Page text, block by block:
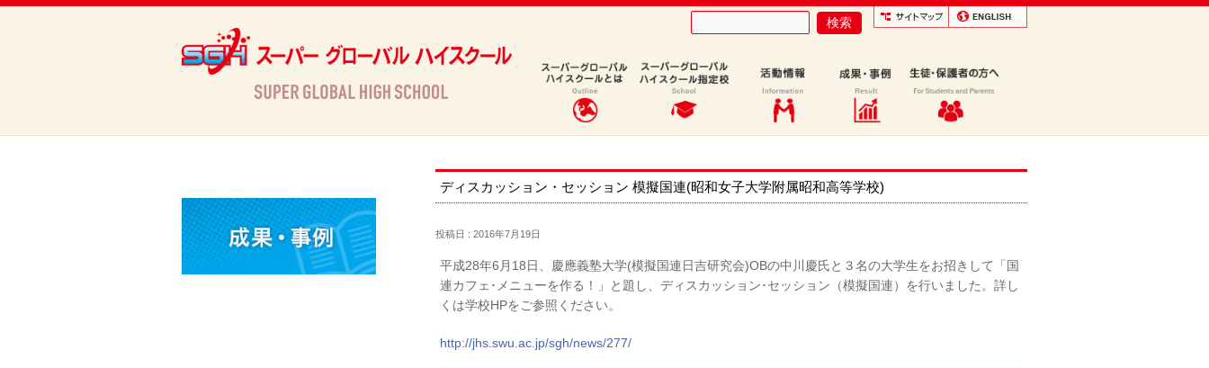
ディスカッション・セッション 模擬国連(昭和女子大学附属昭和高等学校)
ディスカッション・セッション 模擬国連(昭和女子大学附属昭和高等学校)
投稿日 : 2016年7月19日
平成28年6月18日、慶應義塾大学(模擬国連日吉研究会)OBの中川慶氏と３名の大学生をお招きして「国
連カフェ･メニューを作る！」と題し、ディスカッション･セッション（模擬国連）を行いました。詳し
くは学校HPをご参照ください。
http://jhs.swu.ac.jp/sgh/news/277/